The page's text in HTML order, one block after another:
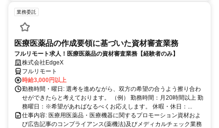
業務委託
医療医薬品の作成要領に基づいた資材審査業務
フルリモート求人！医療医薬品の資材審査業務【経験者のみ】
株式会社EdgeX
フルリモート
時給3,000円以上
勤務時間・曜日: 選考を進めながら、双方の希望の合うよう擦り合わ
せができたらと考えております。 （例） 勤務時間：月20時間以上 勤
務曜日：※希望があればなるべくお応えします。 休暇・休日：...
仕事内容: 医療用医薬品・医療機器に関するプロモーション資材およ
び広告記事のコンプライアンス(薬機法)及びメディカルチェック業務